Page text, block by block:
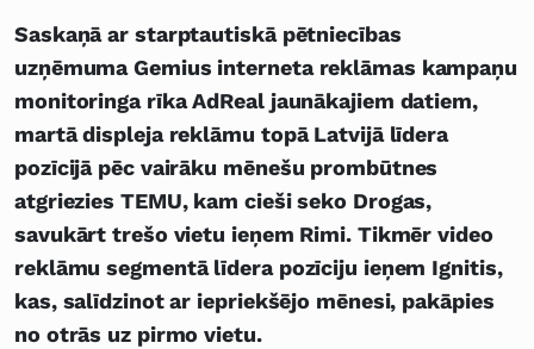
Saskaņā ar starptautiskā pētniecības
uzņēmuma Gemius interneta reklāmas kampaņu
monitoringa rīka AdReal jaunākajiem datiem,
martā displeja reklāmu topā Latvijā līdera
pozīcijā pēc vairāku mēnešu prombūtnes
atgriezies TEMU, kam cieši seko Drogas,
savukārt trešo vietu ieņem Rimi. Tikmēr video
reklāmu segmentā līdera pozīciju ieņem Ignitis,
kas, salīdzinot ar iepriekšējo mēnesi, pakāpies
no otrās uz pirmo vietu.